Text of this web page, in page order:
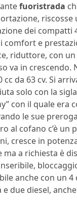
fuoristrada
riscosse
dei compatti
comfort e
riduttore, con
va in crescendo.
da 63 cv. Si
solo con la sigla
con il quale era
le sue
al cofano c’è un
cresce in
ma a richiesta è
anche con un 4
due diesel,